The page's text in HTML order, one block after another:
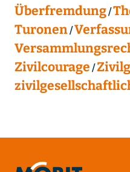
Überfremdung
Turonen
Zivilcourage